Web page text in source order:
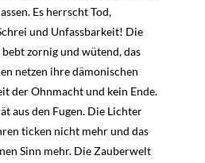
Es herrscht Tod,
und Unfassbarkeit! Die
zornig und wütend, das
netzen ihre dämonischen
der Ohnmacht und kein Ende.
aus den Fugen. Die Lichter
ticken nicht mehr und das
Sinn mehr. Die Zauberwelt